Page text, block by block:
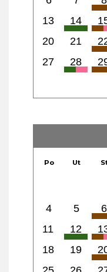
13
14
20
21
27
28
Po Ut
4
5 6
11
12
18
19